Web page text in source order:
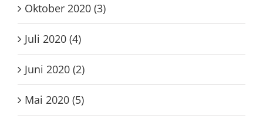
Oktober 2020 (3)
Juli 2020 (4)
Juni 2020 (2)
Mai 2020 (5)